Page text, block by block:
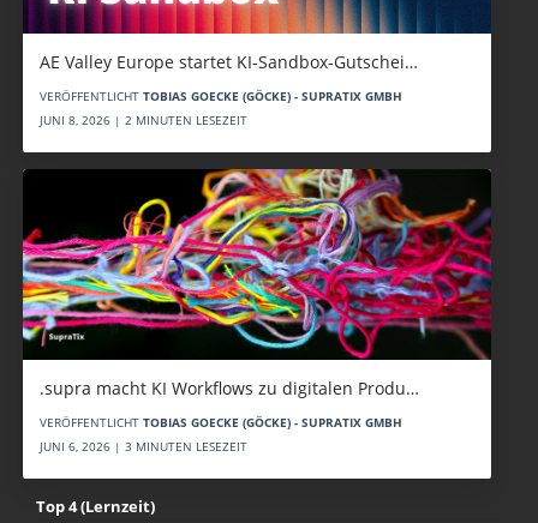
AE Valley Europe startet KI-Sandbox-Gutschei…
VERÖFFENTLICHT TOBIAS GOECKE (GÖCKE) - SUPRATIX GMBH
JUNI 8, 2026 | 2 MINUTEN LESEZEIT
.supra macht KI Workflows zu digitalen Produ…
VERÖFFENTLICHT TOBIAS GOECKE (GÖCKE) - SUPRATIX GMBH
JUNI 6, 2026 | 3 MINUTEN LESEZEIT
Top 4 (Lernzeit)